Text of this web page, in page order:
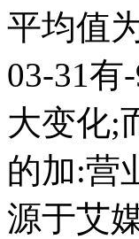
平均值
03-31有
大变化;
的加:营
源于艾